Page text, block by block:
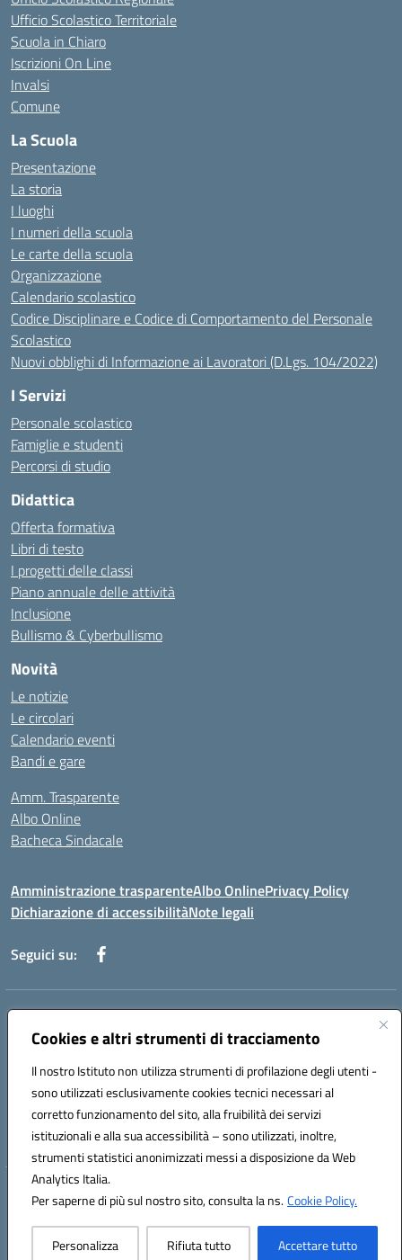
Cookies e altri strumenti di tracciamento
Il nostro Istituto non utilizza strumenti di profilazione degli utenti -
sono utilizzati esclusivamente cookies tecnici necessari al
corretto funzionamento del sito, alla fruibilità dei servizi
istituzionali e alla sua accessibilità – sono utilizzati, inoltre,
strumenti statistici anonimizzati messi a disposizione da Web
Analytics Italia.
Per saperne di più sul nostro sito, consulta la ns.Cookie Policy.
Personalizza Rifiuta tutto Accettare tutto
Ufficio Scolastico Territoriale
Scuola in Chiaro
Iscrizioni On Line
Invalsi
Comune
La Scuola
Presentazione
La storia
I luoghi
I numeri della scuola
Le carte della scuola
Organizzazione
Calendario scolastico
Codice Disciplinare e Codice di Comportamento del Personale
Scolastico
Nuovi obblighi di Informazione ai Lavoratori (D.Lgs. 104/2022)
I Servizi
Personale scolastico
Famiglie e studenti
Percorsi di studio
Didattica
Offerta formativa
Libri di testo
I progetti delle classi
Piano annuale delle attività
Inclusione
Bullismo & Cyberbullismo
Novità
Le notizie
Le circolari
Calendario eventi
Bandi e gare
Amm. Trasparente
Albo Online
Bacheca Sindacale
Amministrazione trasparenteAlbo OnlinePrivacy Policy
Dichiarazione di accessibilitàNote legali
Seguici su:
Indirizzo:
Centralino:0881234514 - 0881752614 - 0881719420
Posta elettronica certificata (PEC):fgps010008@pec.istruzione.it
Codice fiscale: 80003140714
Codice meccanografico: FGPS010008
Hosting & Powered by 3D Solution S.r.l.
Concept & Design by Designers Italia